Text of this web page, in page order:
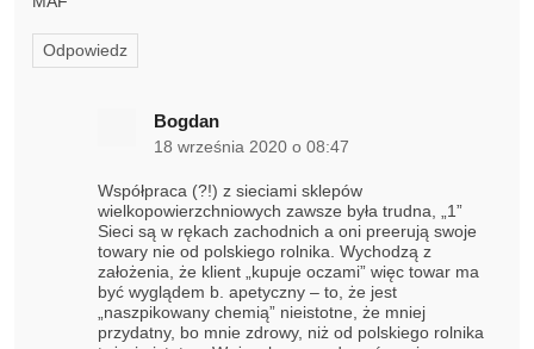
Odpowiedz
Bogdan
18 września 2020 o 08:47
Współpraca (?!) z sieciami sklepów
wielkopowierzchniowych zawsze była trudna, „1”
Sieci są w rękach zachodnich a oni preerują swoje
towary nie od polskiego rolnika. Wychodzą z
założenia, że klient „kupuje oczami” więc towar ma
być wyglądem b. apetyczny – to, że jest
„naszpikowany chemią” nieistotne, że mniej
przydatny, bo mnie zdrowy, niż od polskiego rolnika